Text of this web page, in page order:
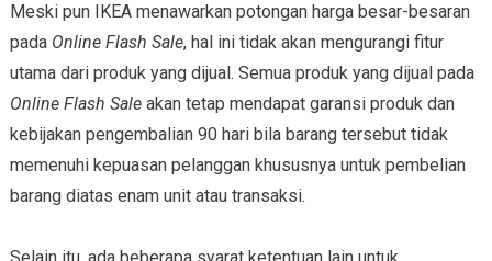
Meski pun IKEA menawarkan potongan harga besar-besaran
padaOnline Flash Sale, hal ini tidak akan mengurangi fitur
utama dari produk yang dijual. Semua produk yang dijual pada
Online Flash Saleakan tetap mendapat garansi produk dan
kebijakan pengembalian 90 hari bila barang tersebut tidak
memenuhi kepuasan pelanggan khususnya untuk pembelian
barang diatas enam unit atau transaksi.